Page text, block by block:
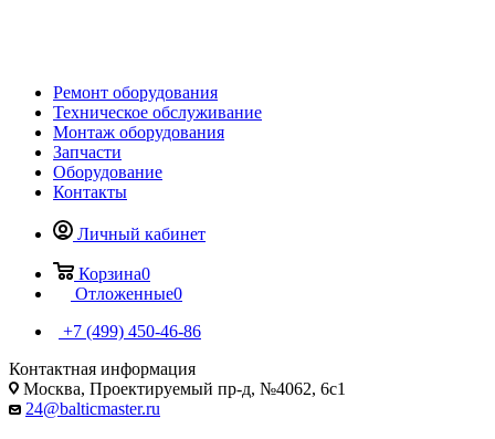
Ремонт оборудования
Техническое обслуживание
Монтаж оборудования
Запчасти
Оборудование
Контакты
Личный кабинет
Корзина0
Отложенные0
+7 (499) 450-46-86
Контактная информация
Москва, Проектируемый пр-д, №4062, 6с1
24@balticmaster.ru